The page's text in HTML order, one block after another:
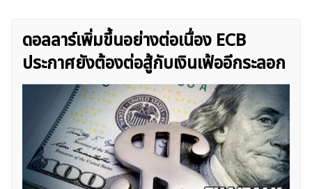
ดอลลาร์เพิ่มขึ้นอย่างต่อเนื่อง ECB
ประกาศยังต้องต่อสู้กับเงินเฟ้ออีกระลอก